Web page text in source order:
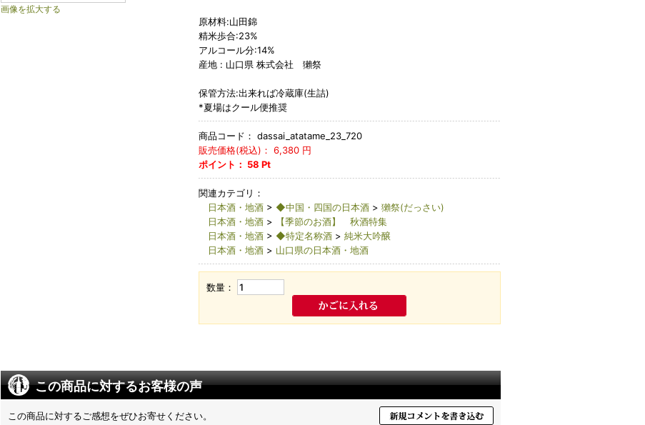
画像を拡大する
原材料:山田錦
精米歩合:23%
アルコール分:14%
産地 : 山口県 株式会社 獺祭
保管方法:出来れば冷蔵庫(生詰)
*夏場はクール便推奨
商品コード： dassai_atatame_23_720
販売価格(税込)： 6,380円
ポイント： 58 Pt
関連カテゴリ：
日本酒・地酒> ◆中国・四国の日本酒> 獺祭(だっさい)
日本酒・地酒>
【季節のお酒】 秋酒特集
日本酒・地酒> ◆特定名称酒> 純米大吟醸
日本酒・地酒> 山口県の日本酒・地酒
数量：
この商品に対するお客様の声
この商品に対するご感想をぜひお寄せください。